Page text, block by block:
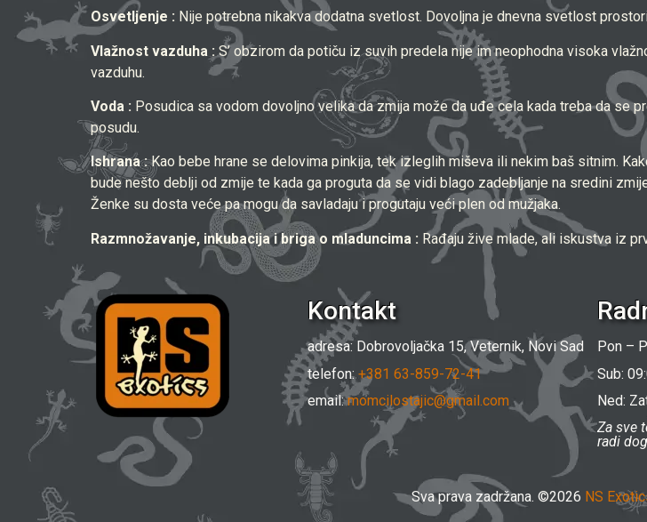
Osvetljenje : Nije potrebna nikakva dodatna svetlost. Dovoljna je dnevna svetlost
Vlažnost vazduha : S’ obzirom da potiču iz suvih predela nije im neophodna visoka
vazduhu.
Voda : Posudica sa vodom dovoljno velika da zmija može da uđe cela kada treba da se
posudu.
Ishrana :Kao bebe hrane se delovima pinkija, tek izleglih miševa ili nekim baš sitnim.
bude nešto deblji od zmije te kada ga proguta da se vidi blago zadebljanje na sredini
Ženke su dosta veće pa mogu da savladaju i progutaju veći plen od mužjaka.
Razmnožavanje, inkubacija i briga o mladuncima : Rađaju žive mlade, ali iskustva iz
Kontakt
adresa: Dobrovoljačka 15, Veternik, Novi Sad
telefon:+381 63-859-72-41
email:momcilostajic@gmail.com
Pon –
Sub:
Ned:
Za sve
radi
Sva prava zadržana. ©2026 NS